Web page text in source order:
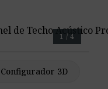
Configurador 3D
1 / 4